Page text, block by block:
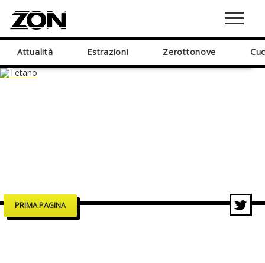
Attualità Estrazioni Zerottonove
PRIMA PAGINA